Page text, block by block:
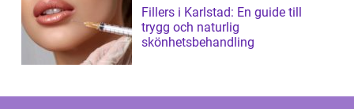
Fillers i Karlstad: En guide till
trygg och naturlig
skönhetsbehandling